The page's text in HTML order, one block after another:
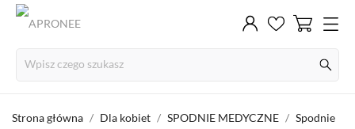
Strona główna Dla kobiet SPODNIE MEDYCZNE
Spodnie